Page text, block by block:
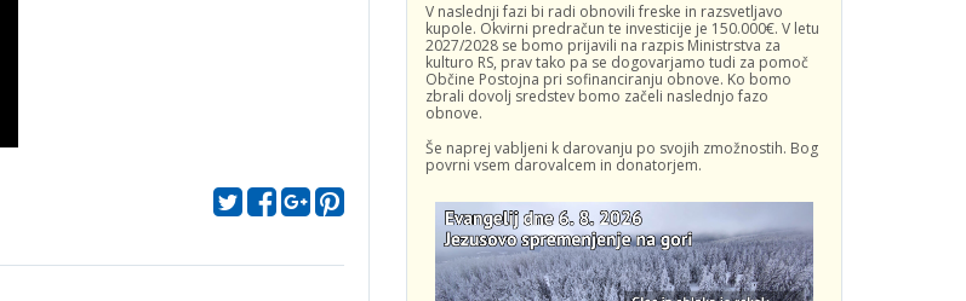
V naslednji fazi bi radi obnovili freske in razsvetljavo
kupole. Okvirni predračun te investicije je 150.000€. V letu
2027/2028 se bomo prijavili na razpis Ministrstva za
kulturo RS, prav tako pa se dogovarjamo tudi za pomoč
Občine Postojna pri sofinanciranju obnove. Ko bomo
zbrali dovolj sredstev bomo začeli naslednjo fazo
obnove.
Še naprej vabljeni k darovanju po svojih zmožnostih. Bog
povrni vsem darovalcem in donatorjem.